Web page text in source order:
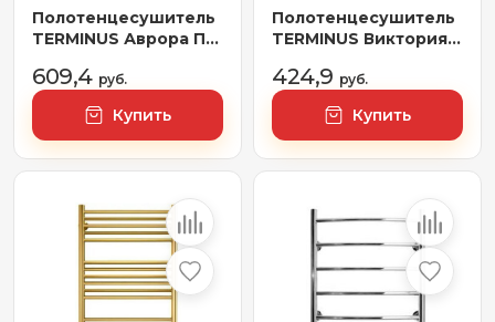
Полотенцесушитель
TERMINUS Аврора П8
609,4 руб.
Купить
Полотенцесушитель
TERMINUS Виктория
424,9 руб.
Купить